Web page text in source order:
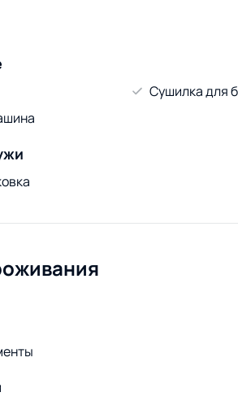
Сушилка для